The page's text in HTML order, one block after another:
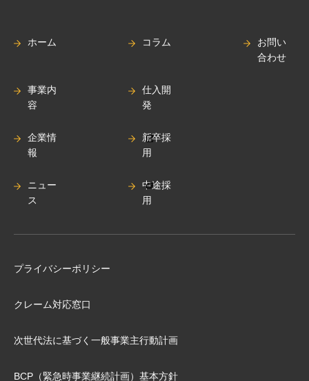
ホーム
事業内
容
企業情
報
ニュー
ス
コラム
仕入開
発
新卒採
用
中途採
用
お問い
合わせ
プライバシーポリシー
クレーム対応窓口
次世代法に基づく⼀般事業主⾏動計画
BCP（緊急時事業継続計画）基本⽅針